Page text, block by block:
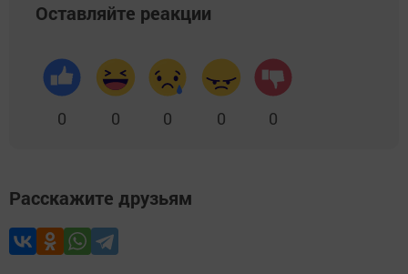
Оставляйте реакции
0 0 0 0 0
Расскажите друзьям